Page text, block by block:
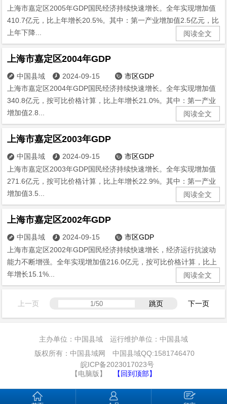
上海市嘉定区2005年GDP国民经济持续快速增长。全年实现增加值
410.7亿元，比上年增长20.5%。其中：第一产业增加值2.5亿元，比
上年下降...
阅读全文
上海市嘉定区2004年GDP
 中国县域  2024-09-15  市区GDP
上海市嘉定区2004年GDP国民经济持续快速增长。全年实现增加值
340.8亿元，按可比价格计算，比上年增长21.0%。其中：第一产业
增加值2.8...
阅读全文
上海市嘉定区2003年GDP
 中国县域  2024-09-15  市区GDP
上海市嘉定区2003年GDP国民经济持续快速增长。全年实现增加值
271.6亿元，按可比价格计算，比上年增长22.9%。其中：第一产业
增加值3.5...
阅读全文
上海市嘉定区2002年GDP
 中国县域  2024-09-15  市区GDP
上海市嘉定区2002年GDP国民经济持续快速增长，经济运行抗波动
能力不断增强。全年实现增加值216.0亿元，按可比价格计算，比上
年增长15.1%...
阅读全文
上一页 跳页 下一页
主办单位：中国县域 运行维护单位：中国县域
版权所有：中国县域网 中国县域QQ:1581746470
皖ICP备2023017023号
【电脑版】
【回到顶部】